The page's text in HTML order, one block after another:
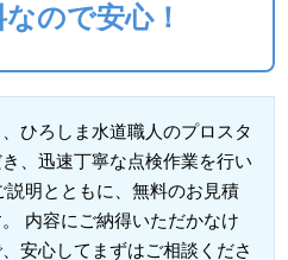
ので安心！
ひろしま水道職人のプロスタ
、迅速丁寧な点検作業を行い
説明とともに、無料のお見積
内容にご納得いただかなけ
安心してまずはご相談くださ